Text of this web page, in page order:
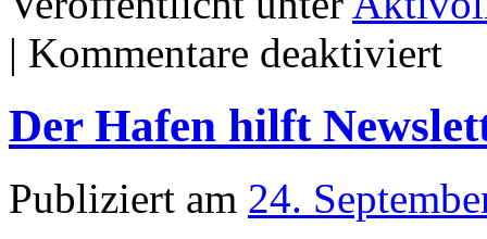
| Kommentare deaktiviert
Der Hafen hilft
Publiziert am 24.